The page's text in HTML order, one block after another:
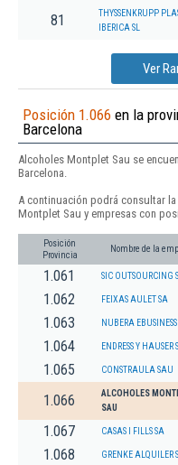
81
THYSSENKRUPP
IBERICA SL
Ver
Posición 1.066 en la
Barcelona
Alcoholes Montplet Sau se
Barcelona.
A continuación podrá consultar
Montplet Sau y empresas con
Posición
Provincia
Nombre de la
1.061 SIC OUTSOURCING
1.062 FEIXAS AULET SA
1.063 NUBERA EBUSINESS
1.064 ENDRESS Y HAUSER
1.065 CONSTRAULA SAU
1.066
ALCOHOLES
SAU
1.067 CASAS I FILLS SA
1.068 GRENKE ALQUILER